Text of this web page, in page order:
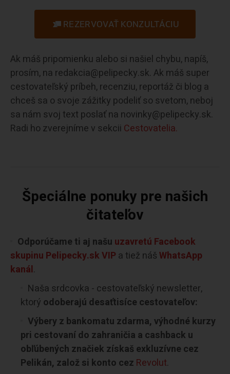
REZERVOVAŤ KONZULTÁCIU
Ak máš pripomienku alebo si našiel chybu, napíš,
prosím, na redakcia@pelipecky.sk. Ak máš super
cestovateľský príbeh, recenziu, reportáž či blog a
chceš sa o svoje zážitky podeliť so svetom, neboj
sa nám svoj text poslať na novinky@pelipecky.sk.
Radi ho zverejníme v sekcii Cestovatelia.
Špeciálne ponuky pre našich
čitateľov
Odporúčame ti aj našu uzavretú Facebook
skupinu Pelipecky.sk VIP a tiež nášWhatsApp
kanál.
Naša srdcovka - cestovateľský newsletter,
ktorý odoberajú desaťtisíce cestovateľov:
Výbery z bankomatu zdarma, výhodné kurzy
pri cestovaní do zahraničia a cashback u
obľúbených značiek získaš exkluzívne cez
Pelikán, založ si konto cez Revolut.